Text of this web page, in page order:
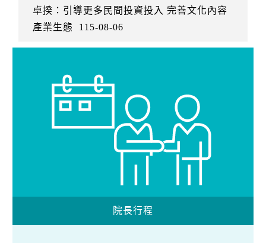
卓揆：引導更多民間投資投入 完善文化內容
產業生態
115-08-06
院長行程